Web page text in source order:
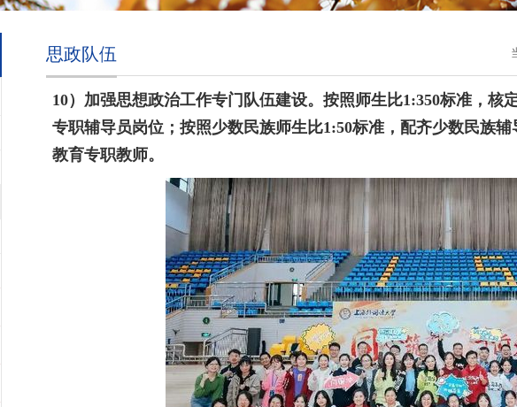
思政队伍
10） 加强思想政治工作专门队伍建设。按照师生比1:350标准，核
专职辅导员岗位；按照少数民族师生比1:50标准，配齐少数民族
教育专职教师。